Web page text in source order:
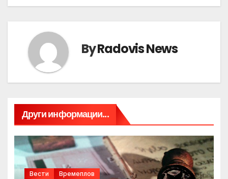
ByRadovis News
Други информации...
Вести Времеплов